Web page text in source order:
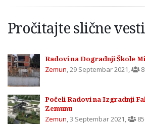
Pročitajte slične vesti
Radovi na Dogradnji Škole
Zemun,29 Septembar 2021,
Počeli Radovi na Izgradnji
Zemunu
Zemun,3 Septembar 2021,